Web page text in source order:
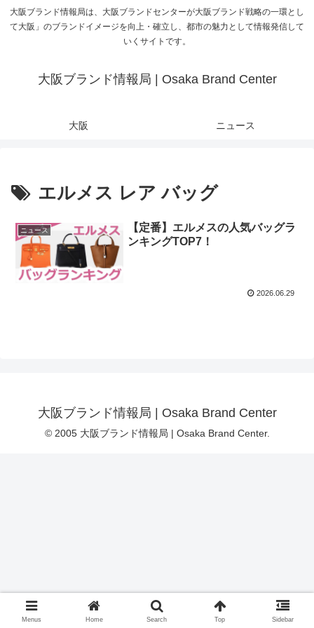
大阪ブランド情報局は、大阪ブランドセンターが大阪ブランド戦略の一環とし
て大阪」のブランドイメージを向上・確立し、都市の魅力として情報発信して
いくサイトです。
大阪ブランド情報局 | Osaka Brand Center
大阪 ニュース
エルメス レア バッグ
ニュース
【定番】エルメスの人気バッグラ
ンキングTOP7！
2026.06.29
大阪ブランド情報局 | Osaka Brand Center
© 2005 大阪ブランド情報局 | Osaka Brand Center.
Menus Home Search Top Sidebar